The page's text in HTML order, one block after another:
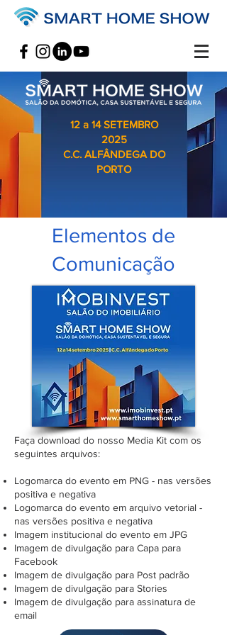
12 a 14 SETEMBRO
2025
C.C. ALFÂNDEGA DO
PORTO
Elementos de
Comunicação
Faça download do nosso Media Kit com os
seguintes arquivos:
Logomarca do evento em PNG - nas versões
positiva e negativa
Logomarca do evento em arquivo vetorial -
nas versões positiva e negativa
Imagem institucional do evento em JPG
Imagem de divulgação para Capa para
Facebook
Imagem de divulgação para Post padrão
Imagem de divulgação para Stories
Imagem de divulgação para assinatura de
email